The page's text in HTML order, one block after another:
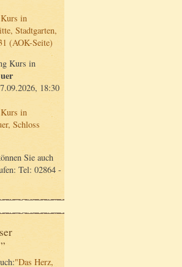
in
Stadtgarten,
(AOK-Seite)
Kurs in
18:30
in
Schloss
Sie auch
Tel: 02864 -
"Das Herz,